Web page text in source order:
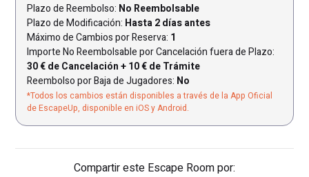
Plazo de Reembolso: No Reembolsable
Plazo de Modificación: Hasta 2 días antes
Máximo de Cambios por Reserva: 1
Importe No Reembolsable por Cancelación fuera de Plazo:
30 € de Cancelación + 10 € de Trámite
Reembolso por Baja de Jugadores: No
*Todos los cambios están disponibles a través de la App Oficial
de EscapeUp, disponible en iOS y Android.
Compartir este Escape Room por: